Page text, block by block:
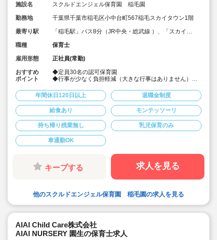
施設名
スクルドエンジェル保育園 稲毛園
勤務地
千葉県千葉市稲毛区小中台町567稲毛スカイタウン1階
最寄り駅
「稲毛駅」バス8分（JR中央・総武線 ）、「スカイタ
職種
保育士
雇用形態
正社員(常勤)
おすすめ
ポイント
◆定員30名の認可保育園
◆行事が少なく負担軽減（大きな行事はありません）
◆残業・持ち帰り業務はほとんどありません。
◆多彩で質の高い幼児教育プログラム
当園では、外部講師を依頼し、モンテッソーリ教育を基
本に、
リトミックや外国人講師による幼児英会話など、多彩で
質の高い幼児教育プログラムを導入しています。
年間休日120日以上 退職金制度
給食あり モンテッソーリ
持ち帰り残業無し 乳児保育のみ
車通勤OK
キープする 求人を見る
他のスクルドエンジェル保育園 稲毛園の求人を見る
AIAI Child Care株式会社
AIAI NURSERY 園生の保育士求人